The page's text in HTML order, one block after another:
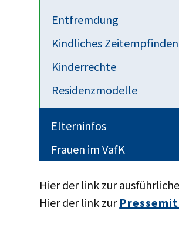
Entfremdung
Kindliches Zeitempfinden
Kinderrechte
Residenzmodelle
Elterninfos
Frauen im VafK
den
denForderungen der
bundesdeutschen
Die abschließende
kurz. Letztendlich trägt er
festzuschreiben.
Hier der link zur
Hier der link zur